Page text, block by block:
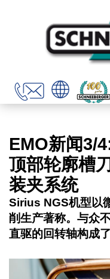
EMO新闻3/
顶部轮廓槽
装夹系统
Sirius NGS机型以
削生产著称。与众
直驱的回转轴构成